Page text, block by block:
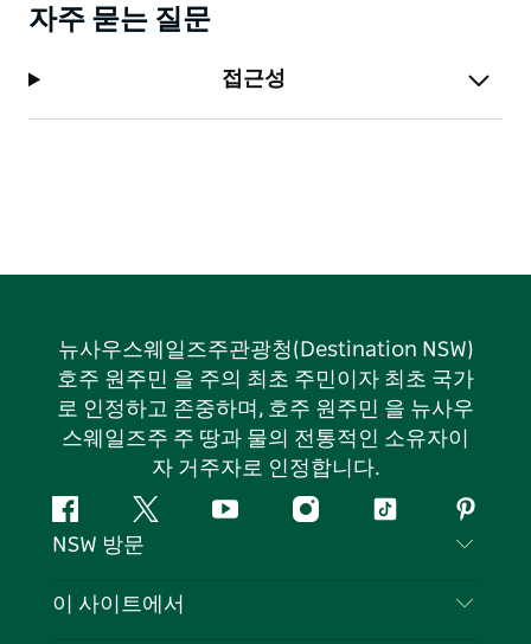
자주 묻는 질문
접근성
뉴사우스웨일즈주관광청(Destination NSW)
호주 원주민 을 주의 최초 주민이자 최초 국가
로 인정하고 존중하며, 호주 원주민 을 뉴사우
스웨일즈주 주 땅과 물의 전통적인 소유자이
자 거주자로 인정합니다.
페
이
북
지
다
유
인
틱
핀
터
스
NSW 방문
문의하기
이 사이트에서